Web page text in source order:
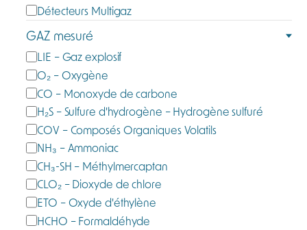
t
é
g
o
i
e
Détecteurs Multigaz
GAZ mesuré
G
a
z
m
e
s
u
r
é
LIE – Gaz explosif
O₂ – Oxygène
CO – Monoxyde de carbone
H₂S – Sulfure d'hydrogène – Hydrogène sulfuré
COV – Composés Organiques Volatils
NH₃ – Ammoniac
CH₃-SH – Méthylmercaptan
CLO₂ – Dioxyde de chlore
ETO – Oxyde d'éthylène
HCHO – Formaldéhyde